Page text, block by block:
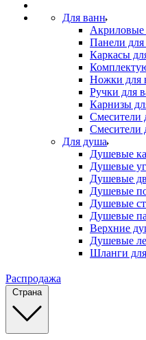
Для ванн
Панели для
Каркасы
Ножки для
Ручки для
Карнизы
Смесители
Смесители
Для душа
Душевые
Душевые
Душевые
Душевые
Душевые
Душевые
Верхние
Душевые
Шланги
Распродажа
Страна